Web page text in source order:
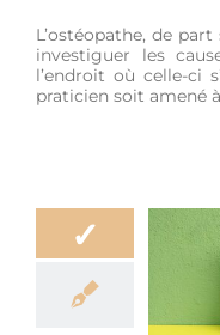
L’ostéopathe, de
investiguer les
l’endroit où celle-ci
praticien soit amené
✓